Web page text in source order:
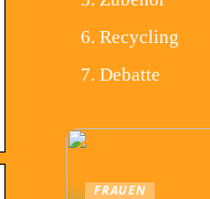
Recycling
Debatte
FRAUEN